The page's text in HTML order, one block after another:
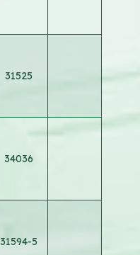
31525
34036
31594-5